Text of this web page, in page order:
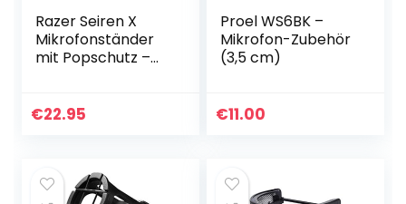
Razer Seiren X
Mikrofonständer
mit Popschutz –
Razer Seiren X
€22.95
Proel WS6BK –
Mikrofon-Zubehör
(3,5 cm)
€11.00